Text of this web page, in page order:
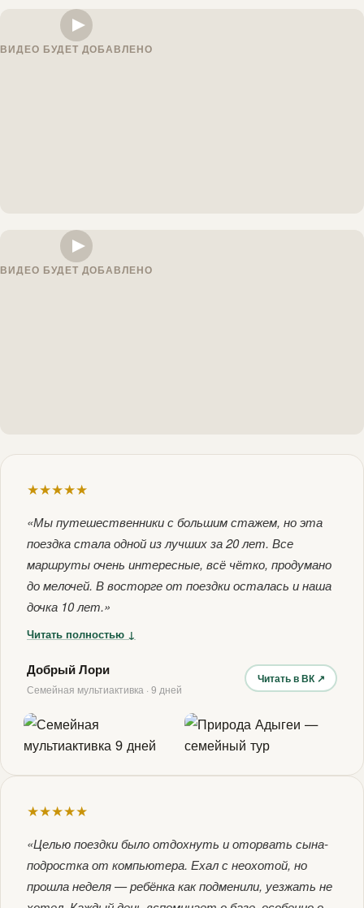
ВИДЕО БУДЕТ ДОБАВЛЕНО
ВИДЕО БУДЕТ ДОБАВЛЕНО
★★★★★
«Мы путешественники с большим стажем, но эта
поездка стала одной из лучших за 20 лет. Все
маршруты очень интересные, всё чётко, продумано
до мелочей. В восторге от поездки осталась и наша
дочка 10 лет.»
Читать полностью ↓
Добрый Лори
Семейная мультиактивка · 9 дней
Читать в ВК ↗
★★★★★
«Целью поездки было отдохнуть и оторвать сына-
подростка от компьютера. Ехал с неохотой, но
прошла неделя — ребёнка как подменили, уезжать не